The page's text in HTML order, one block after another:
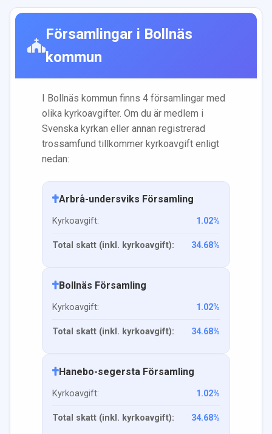
Församlingar i Bollnäs
kommun
I Bollnäs kommun finns 4 församlingar med
olika kyrkoavgifter. Om du är medlem i
Svenska kyrkan eller annan registrerad
trossamfund tillkommer kyrkoavgift enligt
nedan:
Arbrå-undersviks Församling
Kyrkoavgift: 1.02%
Total skatt (inkl. kyrkoavgift): 34.68%
Bollnäs Församling
Kyrkoavgift: 1.02%
Total skatt (inkl. kyrkoavgift): 34.68%
Hanebo-segersta Församling
Kyrkoavgift: 1.02%
Total skatt (inkl. kyrkoavgift): 34.68%